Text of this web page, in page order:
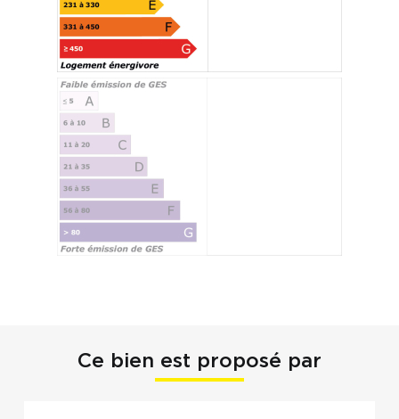
Ce bien est proposé par